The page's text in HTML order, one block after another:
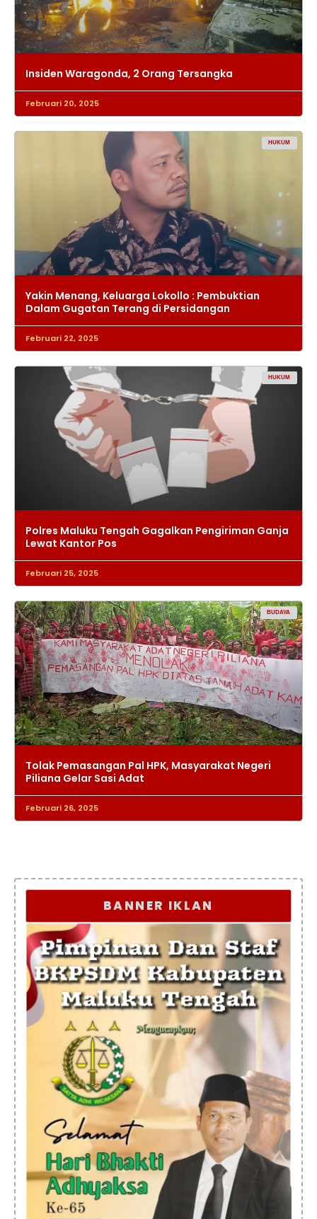
Insiden Waragonda, 2 Orang Tersangka
Februari 20, 2025
HUKUM
Yakin Menang, Keluarga Lokollo : Pembuktian
Dalam Gugatan Terang di Persidangan
Februari 22, 2025
HUKUM
Polres Maluku Tengah Gagalkan Pengiriman Ganja
Lewat Kantor Pos
Februari 25, 2025
BUDAYA
Tolak Pemasangan Pal HPK, Masyarakat Negeri
Piliana Gelar Sasi Adat
Februari 26, 2025
BANNER IKLAN